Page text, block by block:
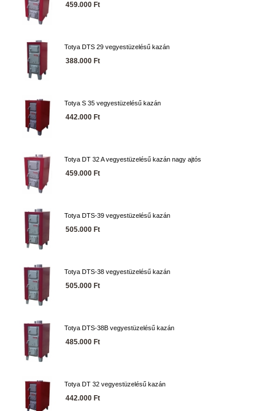
459.000 Ft
Totya DTS 29 vegyestüzelésű kazán
388.000 Ft
Totya S 35 vegyestüzelésű kazán
442.000 Ft
Totya DT 32 A vegyestüzelésű kazán nagy ajtós
459.000 Ft
Totya DTS-39 vegyestüzelésű kazán
505.000 Ft
Totya DTS-38 vegyestüzelésű kazán
505.000 Ft
Totya DTS-38B vegyestüzelésű kazán
485.000 Ft
Totya DT 32 vegyestüzelésű kazán
442.000 Ft